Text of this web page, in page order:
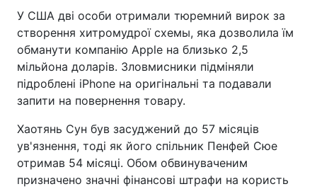
У США дві особи отримали тюремний вирок за
створення хитромудрої схемы, яка дозволила їм
обманути компанію Apple на близько 2,5
мільйона доларів. Зловмисники підміняли
підроблені iPhone на оригінальні та подавали
запити на повернення товару.
Хаотянь Сун був засуджений до 57 місяців
ув'язнення, тоді як його спільник Пенфей Сюе
отримав 54 місяці. Обом обвинуваченим
призначено значні фінансові штрафи на користь